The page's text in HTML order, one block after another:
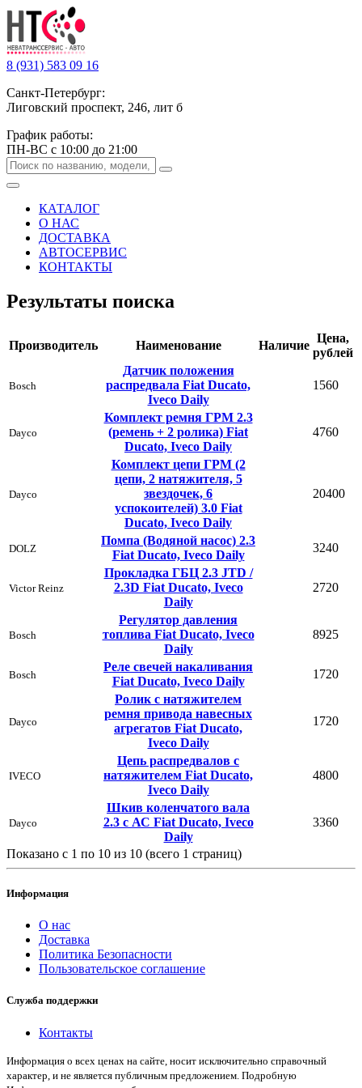
8 (931) 583 09 16
Санкт-Петербург:
Лиговский проспект, 246, лит б
График работы:
ПН-ВС с 10:00 до 21:00
КАТАЛОГ
О НАС
ДОСТАВКА
АВТОСЕРВИС
КОНТАКТЫ
Результаты поиска
Производитель Наименование Наличие
Цена,
рублей
Bosch
Датчик положения
распредвала Fiat Ducato,
Iveco Daily
1560
Dayco
Комплект ремня ГРМ 2.3
(ремень + 2 ролика) Fiat
Ducato, Iveco Daily
4760
Dayco
Комплект цепи ГРМ (2
цепи, 2 натяжителя, 5
звездочек, 6
успокоителей) 3.0 Fiat
Ducato, Iveco Daily
20400
DOLZ
Помпа (Водяной насос) 2.3
Fiat Ducato, Iveco Daily
3240
Victor Reinz
Прокладка ГБЦ 2.3 JTD /
2.3D Fiat Ducato, Iveco
Daily
2720
Bosch
Регулятор давления
топлива Fiat Ducato, Iveco
Daily
8925
Bosch
Реле свечей накаливания
Fiat Ducato, Iveco Daily
1720
Dayco
Ролик с натяжителем
ремня привода навесных
агрегатов Fiat Ducato,
Iveco Daily
1720
IVECO
Цепь распредвалов с
натяжителем Fiat Ducato,
Iveco Daily
4800
Dayco
Шкив коленчатого вала
2.3 с АС Fiat Ducato, Iveco
Daily
3360
Показано с 1 по 10 из 10 (всего 1 страниц)
Информация
О нас
Доставка
Политика Безопасности
Пользовательское соглашение
Служба поддержки
Контакты
Информация о всех ценах на сайте, носит исключительно справочный
характер, и не является публичным предложением. Подробную